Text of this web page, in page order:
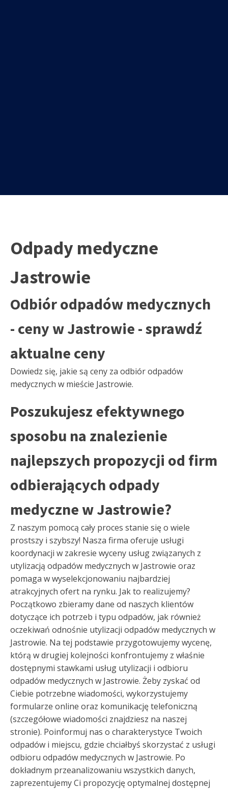
Odpady medyczne
Jastrowie
Odbiór odpadów medycznych
- ceny w Jastrowie - sprawdź
aktualne ceny
Dowiedz się, jakie są ceny za odbiór odpadów
medycznych w mieście Jastrowie.
Poszukujesz efektywnego
sposobu na znalezienie
najlepszych propozycji od firm
odbierających odpady
medyczne w Jastrowie?
Z naszym pomocą cały proces stanie się o wiele
prostszy i szybszy! Nasza firma oferuje usługi
koordynacji w zakresie wyceny usług związanych z
utylizacją odpadów medycznych w Jastrowie oraz
pomaga w wyselekcjonowaniu najbardziej
atrakcyjnych ofert na rynku. Jak to realizujemy?
Początkowo zbieramy dane od naszych klientów
dotyczące ich potrzeb i typu odpadów, jak również
oczekiwań odnośnie utylizacji odpadów medycznych w
Jastrowie. Na tej podstawie przygotowujemy wycenę,
którą w drugiej kolejności konfrontujemy z właśnie
dostępnymi stawkami usług utylizacji i odbioru
odpadów medycznych w Jastrowie. Żeby zyskać od
Ciebie potrzebne wiadomości, wykorzystujemy
formularze online oraz komunikację telefoniczną
(szczegółowe wiadomości znajdziesz na naszej
stronie). Poinformuj nas o charakterystyce Twoich
odpadów i miejscu, gdzie chciałbyś skorzystać z usługi
odbioru odpadów medycznych w Jastrowie. Po
dokładnym przeanalizowaniu wszystkich danych,
zaprezentujemy Ci propozycję optymalnej dostępnej